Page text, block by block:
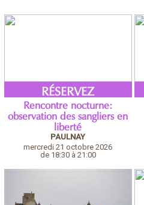
RÉSERVEZ
Rencontre nocturne:
observation des sangliers en
liberté
PAULNAY
mercredi 21 octobre 2026
de 18:30 à 21:00